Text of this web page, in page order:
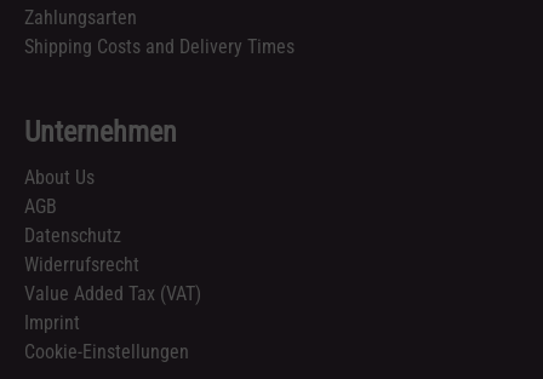
Zahlungsarten
Shipping Costs and Delivery Times
Unternehmen
About Us
AGB
Datenschutz
Widerrufsrecht
Value Added Tax (VAT)
Imprint
Cookie-Einstellungen